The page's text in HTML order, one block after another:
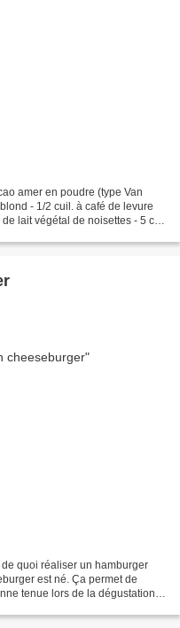
amer en poudre (type Van
- 1/2 cuil. à café de levure
lait végétal de noisettes - 5 cl
quoi réaliser un hamburger
est né. Ça permet de
tenue lors de la dégustation.